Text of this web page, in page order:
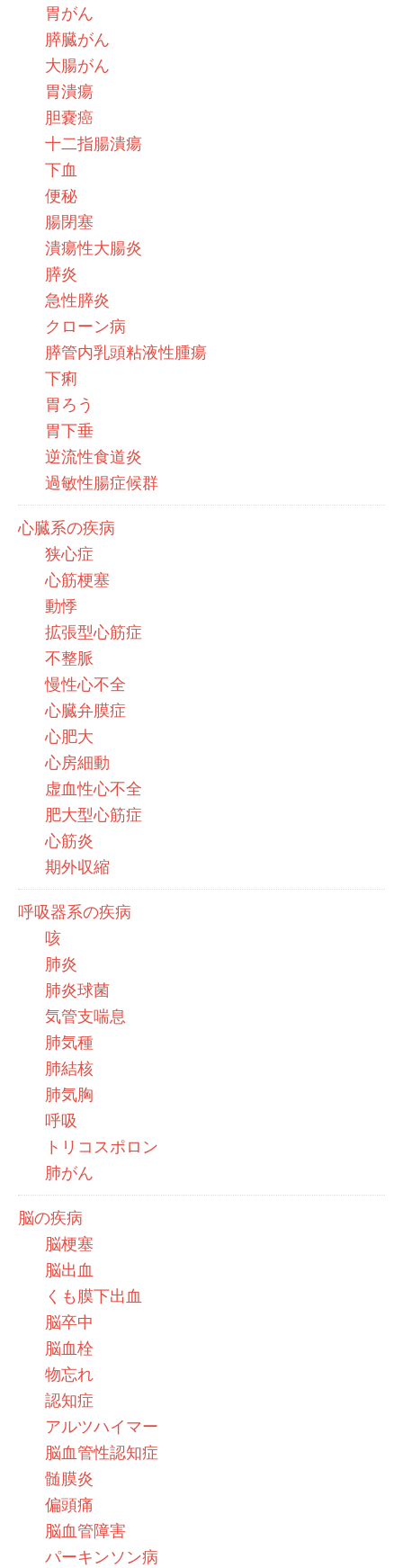
胃がん
膵臓がん
大腸がん
胃潰瘍
胆嚢癌
十二指腸潰瘍
下血
便秘
腸閉塞
潰瘍性大腸炎
膵炎
急性膵炎
クローン病
膵管内乳頭粘液性腫瘍
下痢
胃ろう
胃下垂
逆流性食道炎
過敏性腸症候群
心臓系の疾病
狭心症
心筋梗塞
動悸
拡張型心筋症
不整脈
慢性心不全
心臓弁膜症
心肥大
心房細動
虚血性心不全
肥大型心筋症
心筋炎
期外収縮
呼吸器系の疾病
咳
肺炎
肺炎球菌
気管支喘息
肺気種
肺結核
肺気胸
呼吸
トリコスポロン
肺がん
脳の疾病
脳梗塞
脳出血
くも膜下出血
脳卒中
脳血栓
物忘れ
認知症
アルツハイマー
脳血管性認知症
髄膜炎
偏頭痛
脳血管障害
パーキンソン病